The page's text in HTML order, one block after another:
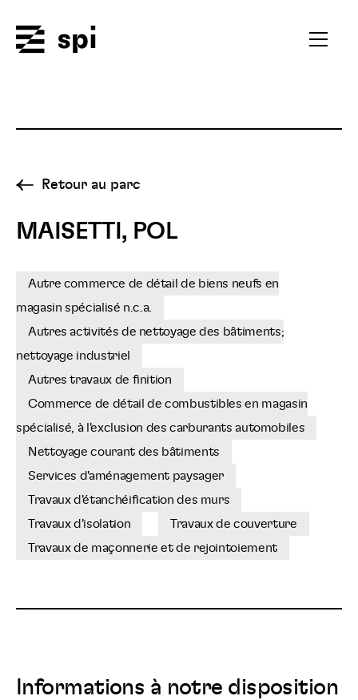
Ouvrir
Retour au parc
MAISETTI, POL
Autre commerce de détail de biens neufs en
magasin spécialisé n.c.a.
Autres activités de nettoyage des bâtiments;
nettoyage industriel
Autres travaux de finition
Commerce de détail de combustibles en magasin
spécialisé, à l'exclusion des carburants automobiles
Nettoyage courant des bâtiments
Services d'aménagement paysager
Travaux d'étanchéification des murs
Travaux d'isolation
Travaux de couverture
Travaux de maçonnerie et de rejointoiement
Informations à notre disposition